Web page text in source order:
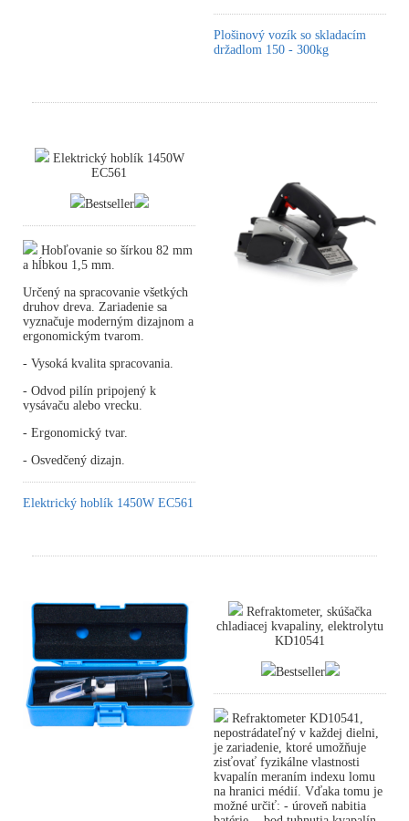
Plošinový vozík so skladacím
držadlom 150 - 300kg
Elektrický hoblík 1450W
EC561
Bestseller
Hobľovanie so šírkou 82 mm
a hĺbkou 1,5 mm.
Určený na spracovanie všetkých
druhov dreva. Zariadenie sa
vyznačuje moderným dizajnom a
ergonomickým tvarom.
- Vysoká kvalita spracovania.
- Odvod pilín pripojený k
vysávaču alebo vrecku.
- Ergonomický tvar.
- Osvedčený dizajn.
Elektrický hoblík 1450W EC561
Refraktometer, skúšačka
chladiacej kvapaliny, elektrolytu
KD10541
Bestseller
Refraktometer KD10541,
nepostrádateľný v každej dielni,
je zariadenie, ktoré umožňuje
zisťovať fyzikálne vlastnosti
kvapalín meraním indexu lomu
na hranici médií. Vďaka tomu je
možné určiť: - úroveň nabitia